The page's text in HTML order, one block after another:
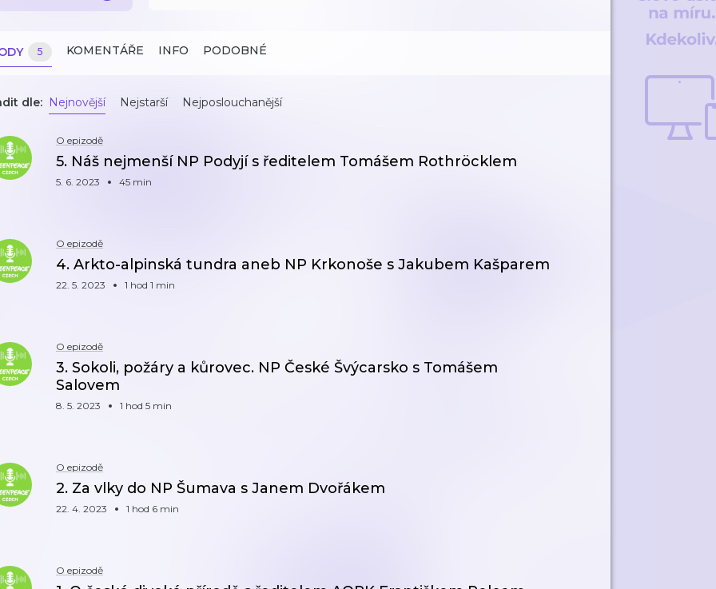
5 KOMENTÁŘE INFO PODOBNÉ
dle: Nejnovější Nejstarší Nejposlouchanější
O epizodě
5. Náš nejmenší NP Podyjí s ředitelem Tomášem Rothröcklem
5. 6. 2023 45 min
O epizodě
4. Arkto-alpinská tundra aneb NP Krkonoše s Jakubem Kašparem
22. 5. 2023 1 hod 1 min
O epizodě
3. Sokoli, požáry a kůrovec. NP České Švýcarsko s Tomášem
Salovem
8. 5. 2023 1 hod 5 min
O epizodě
2. Za vlky do NP Šumava s Janem Dvořákem
22. 4. 2023 1 hod 6 min
O epizodě